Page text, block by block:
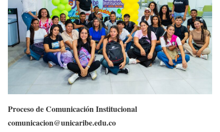
Proceso de Comunicación Institucional
comunicacion@unicaribe.edu.co